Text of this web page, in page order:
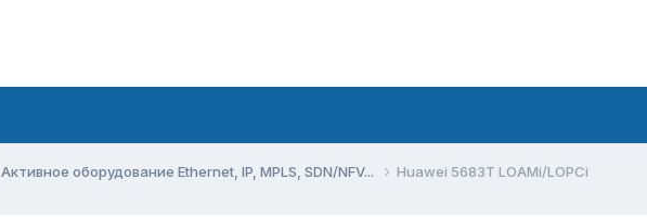
Активное оборудование Ethernet, IP, MPLS, SDN/NFV... Huawei 5683T LOAMi/LOPCi